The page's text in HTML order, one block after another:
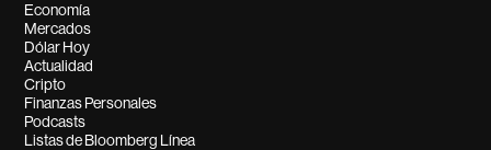
Economía
Mercados
Dólar Hoy
Actualidad
Cripto
Finanzas Personales
Podcasts
Listas de Bloomberg Línea